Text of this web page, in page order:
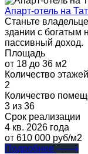
Апарт-отель на
Станьте
здании с богатым
пассивный доход.
Площадь
от 18 до 36 м2
Количество этажей
2
Количество
3 из 36
Срок реализации
4 кв. 2026 года
от 610 000 руб/м2
Подробнее